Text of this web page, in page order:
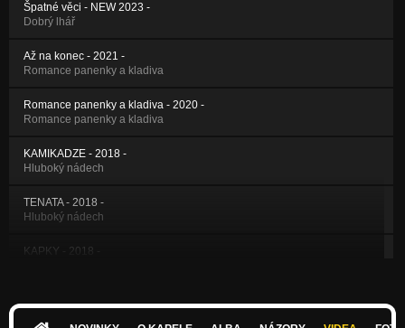
Špatné věci - NEW 2023 -
Dobrý lhář
Až na konec - 2021 -
Romance panenky a kladiva
Romance panenky a kladiva - 2020 -
Romance panenky a kladiva
KAMIKADZE - 2018 -
Hluboký nádech
TENATA - 2018 -
Hluboký nádech
KAPKY - 2018 -